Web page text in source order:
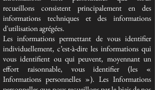
recueillons consistent principalement en des
informations techniques et des informations
d'utilisation agrégées.
Les informations permettant de vous identifier
individuellement, c’est-à-dire les informations qui
vous identifient ou qui peuvent, moyennant un
effort raisonnable, vous identifier (les «
Informations personnelles »). Les Informations